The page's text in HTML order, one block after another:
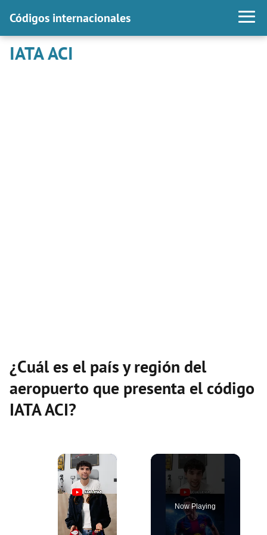
Códigos internacionales
IATA ACI
¿Cuál es el país y región del
aeropuerto que presenta el código
IATA ACI?
×
Now Playing